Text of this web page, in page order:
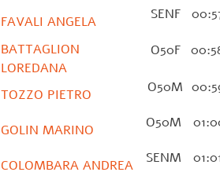
FAVALI ANGELA SENF
BATTAGLION
LOREDANA
O50F
TOZZO PIETRO O50M
GOLIN MARINO O50M
COLOMBARA ANDREA SENM